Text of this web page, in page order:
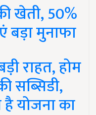
खेती, 50%
बड़ा मुनाफा
राहत, होम
सब्सिडी,
योजना का